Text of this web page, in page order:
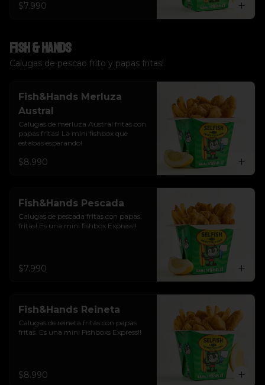
$7.990
Fish & Hands
Calugas de pescao frito y papas fritas!
Fish&Hands Merluza
Austral
Calugas de merluza Austral fritas con
papas fritas! La mini fishbox que
estabas esperando!
$8.990
Fish&Hands Pescada
Calugas de pescada fritas con papas
fritas! Es una mini fishbox Express!!
$7.990
Fish&Hands Reineta
Calugas de reineta fritas con papas
fritas. Es una mini Fishboxs Express!!
$8.990